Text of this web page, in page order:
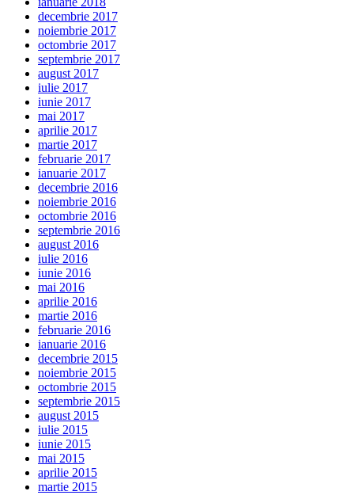
decembrie 2017
noiembrie 2017
octombrie 2017
septembrie 2017
august 2017
iulie 2017
iunie 2017
mai 2017
aprilie 2017
martie 2017
februarie 2017
ianuarie 2017
decembrie 2016
noiembrie 2016
octombrie 2016
septembrie 2016
august 2016
iulie 2016
iunie 2016
mai 2016
aprilie 2016
martie 2016
februarie 2016
ianuarie 2016
decembrie 2015
noiembrie 2015
octombrie 2015
septembrie 2015
august 2015
iulie 2015
iunie 2015
mai 2015
aprilie 2015
martie 2015